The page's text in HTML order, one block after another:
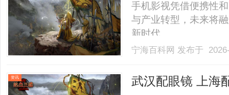
手机影视凭借便携性
与产业转型，未来将
新时代。......
宁海百科网 发布于
资讯 武汉配眼镜 上海